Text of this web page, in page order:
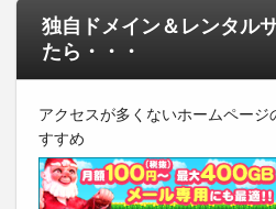
独自ドメイン＆レンタル
たら・・・
アクセスが多くないホームペー
すすめ